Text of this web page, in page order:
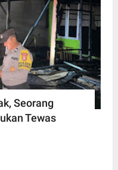
Seorang
Tewas